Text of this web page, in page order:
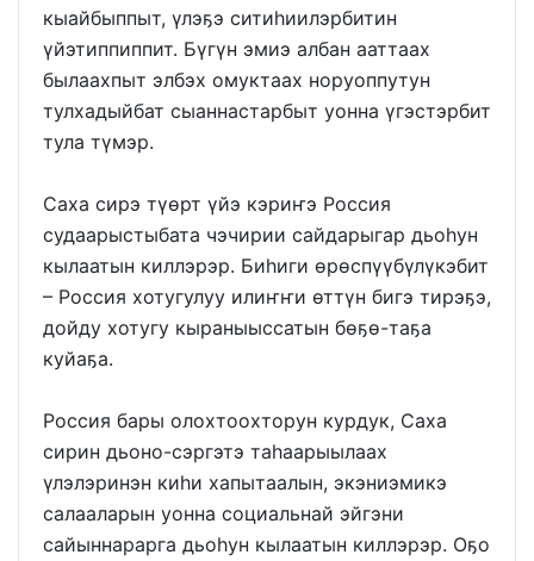
кыайбыппыт, үлэҕэ ситиһиилэрбитин
үйэтиппиппит. Бүгүн эмиэ албан ааттаах
былаахпыт элбэх омуктаах норуоппутун
тулхадыйбат сыаннастарбыт уонна үгэстэрбит
тула түмэр.
Саха сирэ түөрт үйэ кэриҥэ Россия
судаарыстыбата чэчирии сайдарыгар дьоһун
кылаатын киллэрэр. Биһиги өрөспүүбүлүкэбит
– Россия хотугулуу илиҥҥи өттүн бигэ тирэҕэ,
дойду хотугу кыраныыссатын бөҕө-таҕа
куйаҕа.
Россия бары олохтоохторун курдук, Саха
сирин дьоно-сэргэтэ таһаарыылаах
үлэлэринэн киһи хапытаалын, экэниэмикэ
салааларын уонна социальнай эйгэни
сайыннарарга дьоһун кылаатын киллэрэр. Оҕо